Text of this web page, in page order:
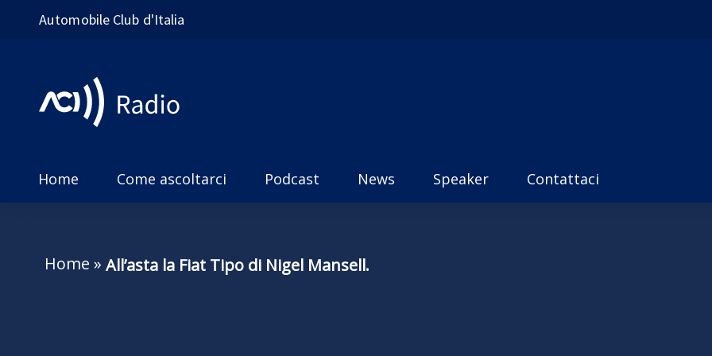
Automobile Club d'Italia
Home Come ascoltarci Podcast News Speaker Contattaci
Home » All’asta la Fiat Tipo di Nigel Mansell.